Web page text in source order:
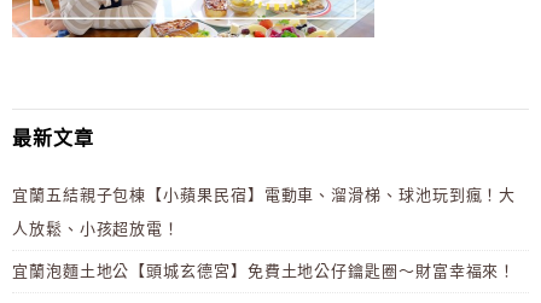
最新文章
宜蘭五結親子包棟【小蘋果民宿】電動車、溜滑梯、球池玩到瘋！大
人放鬆、小孩超放電！
宜蘭泡麵土地公【頭城玄德宮】免費土地公仔鑰匙圈～財富幸福來！